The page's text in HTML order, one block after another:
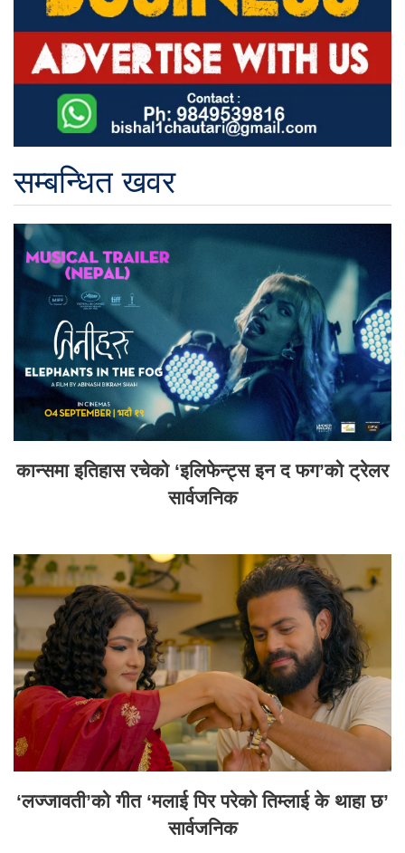
सम्बन्धित खवर
कान्समा इतिहास रचेको ‘इलिफेन्ट्स इन द फग’को ट्रेलर
सार्वजनिक
‘लज्जावती’को गीत ‘मलाई पिर परेको तिम्लाई के थाहा छ’
सार्वजनिक